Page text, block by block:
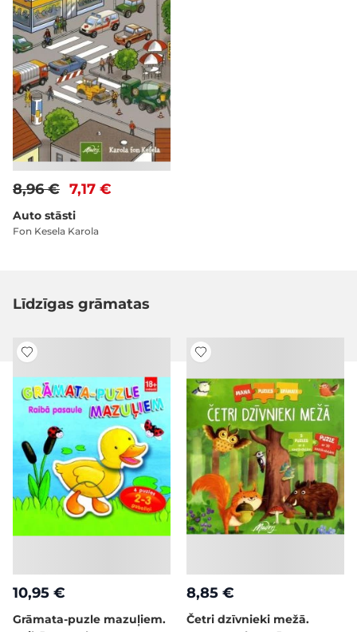
7,17 €
8,96 €
Auto stāsti
Fon Kesela Karola
Līdzīgas grāmatas
10,95 €
Grāmata-puzle mazuļiem.
8,85 €
Četri dzīvnieki mežā.